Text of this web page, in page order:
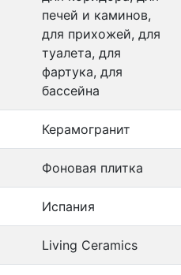
печей и каминов,
для прихожей, для
туалета, для
фартука, для
бассейна
Керамогранит
Фоновая плитка
Испания
Living Ceramics